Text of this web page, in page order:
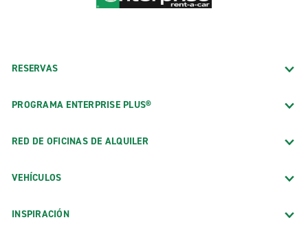
RESERVAS
PROGRAMA ENTERPRISE PLUS®
RED DE OFICINAS DE ALQUILER
VEHÍCULOS
INSPIRACIÓN